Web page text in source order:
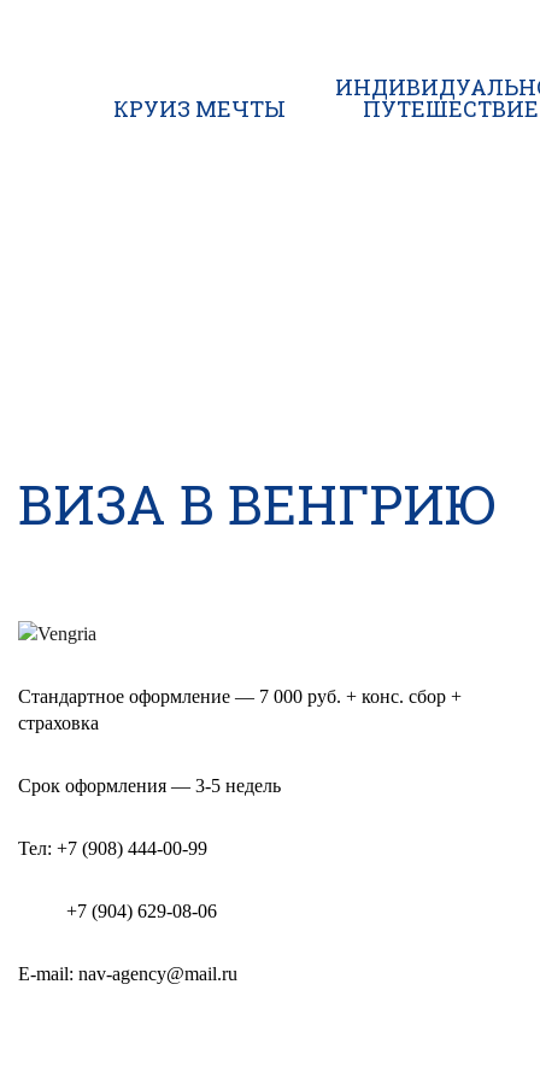
КРУИЗ МЕЧТЫ ПУТЕШЕСТВИЕ
ВИЗА В ВЕНГРИЮ
Стандартное оформление — 7 000 руб. + конс. сбор +
страховка
Срок оформления — 3-5 недель
Тел: +7 (908) 444-00-99
+7 (904) 629-08-06
E-mail: nav-agency@mail.ru